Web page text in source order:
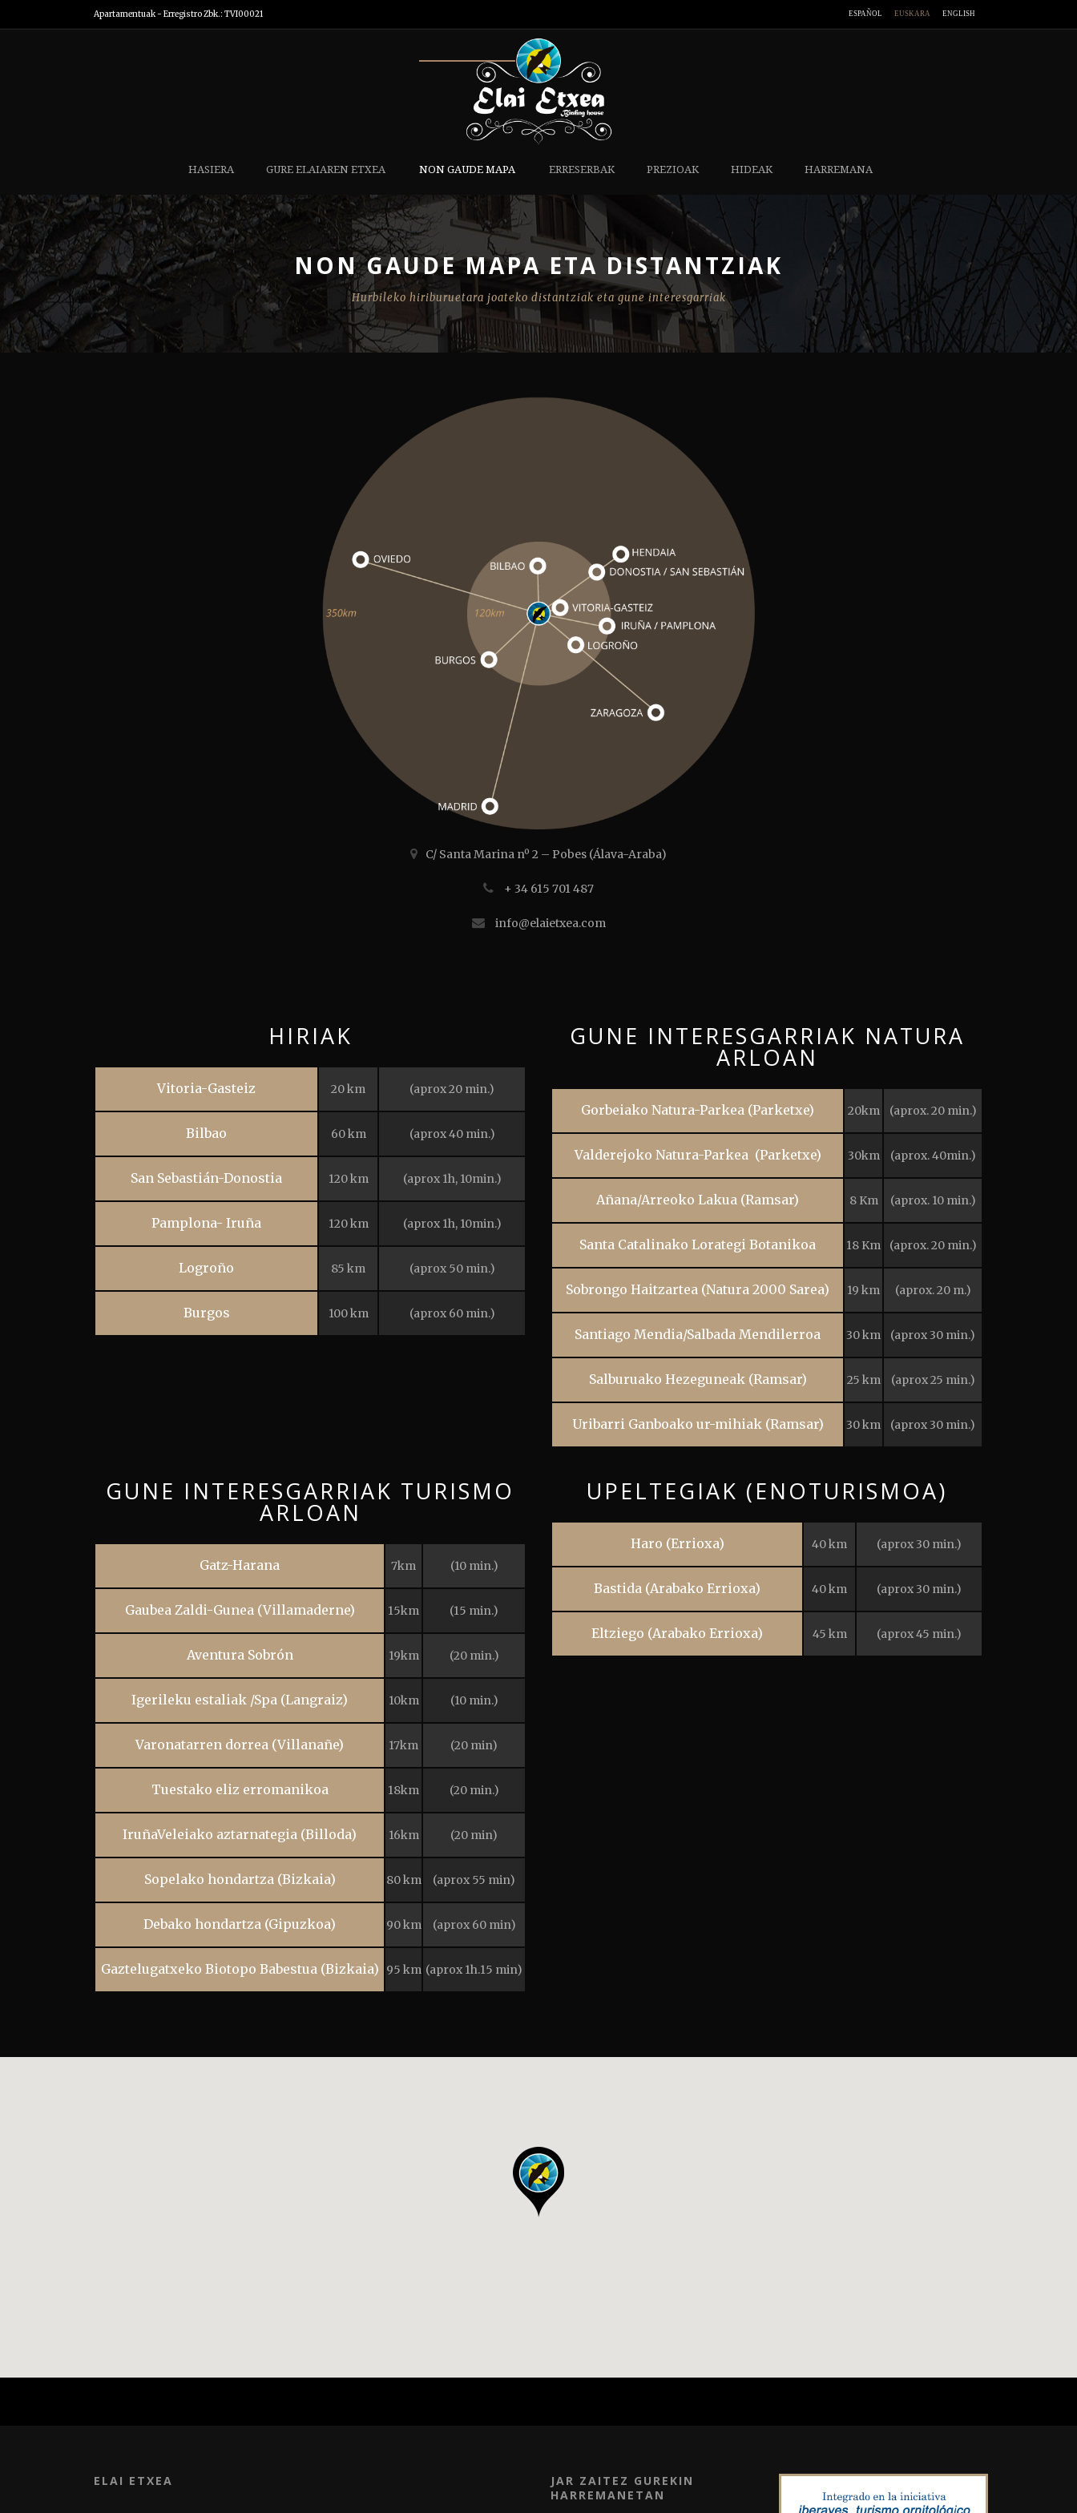
Apartamentuak - Erregistro Zbk.: TVI00021 ESPAÑOL EUSKARA ENGLISH
HASIERA GURE ELAIAREN ETXEA NON GAUDE MAPA ERRESERBAK PREZIOAK HIDEAK HARREMANA
NON GAUDE MAPA ETA DISTANTZIAK
Hurbileko hiriburuetara joateko distantziak eta gune interesgarriak
C/ Santa Marina nº 2 – Pobes (Álava-Araba)
+ 34 615 701 487
info@elaietxea.com
HIRIAK
Vitoria-Gasteiz 20 km (aprox 20 min.)
Bilbao 60 km (aprox 40 min.)
San Sebastián-Donostia 120 km (aprox 1h, 10min.)
Pamplona- Iruña 120 km (aprox 1h, 10min.)
Logroño 85 km (aprox 50 min.)
Burgos 100 km (aprox 60 min.)
GUNE INTERESGARRIAK NATURA
ARLOAN
Gorbeiako Natura-Parkea (Parketxe) 20km (aprox. 20 min.)
Valderejoko Natura-Parkea (Parketxe) 30km (aprox. 40min.)
Añana/Arreoko Lakua (Ramsar) 8 Km (aprox. 10 min.)
Santa Catalinako Lorategi Botanikoa 18 Km (aprox. 20 min.)
Sobrongo Haitzartea (Natura 2000 Sarea) 19 km (aprox. 20 m.)
Santiago Mendia/Salbada Mendilerroa 30 km (aprox 30 min.)
Salburuako Hezeguneak (Ramsar) 25 km (aprox 25 min.)
Uribarri Ganboako ur-mihiak (Ramsar) 30 km (aprox 30 min.)
GUNE INTERESGARRIAK TURISMO
ARLOAN
Gatz-Harana 7km (10 min.)
Gaubea Zaldi-Gunea (Villamaderne) 15km (15 min.)
Aventura Sobrón 19km (20 min.)
Igerileku estaliak /Spa (Langraiz) 10km (10 min.)
Varonatarren dorrea (Villanañe) 17km (20 min)
Tuestako eliz erromanikoa 18km (20 min.)
IruñaVeleiako aztarnategia (Billoda) 16km (20 min)
Sopelako hondartza (Bizkaia) 80 km (aprox 55 min)
Debako hondartza (Gipuzkoa) 90 km (aprox 60 min)
Gaztelugatxeko Biotopo Babestua (Bizkaia) 95 km (aprox 1h.15 min)
UPELTEGIAK (ENOTURISMOA)
Haro (Errioxa) 40 km (aprox 30 min.)
Bastida (Arabako Errioxa) 40 km (aprox 30 min.)
Eltziego (Arabako Errioxa) 45 km (aprox 45 min.)
ELAI ETXEA
JAR ZAITEZ GUREKIN
HARREMANETAN